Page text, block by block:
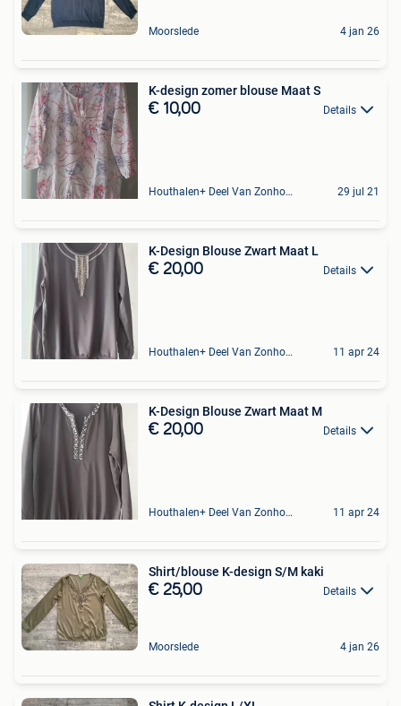
Moorslede 4 jan 26
K-design zomer blouse Maat S
€ 10,00 Details
Houthalen+ Deel Van Zonhoven En Zolder 29 jul 21
K-Design Blouse Zwart Maat L
€ 20,00 Details
Houthalen+ Deel Van Zonhoven En Zolder 11 apr 24
K-Design Blouse Zwart Maat M
€ 20,00 Details
Houthalen+ Deel Van Zonhoven En Zolder 11 apr 24
Shirt/blouse K-design S/M kaki
€ 25,00 Details
Moorslede 4 jan 26